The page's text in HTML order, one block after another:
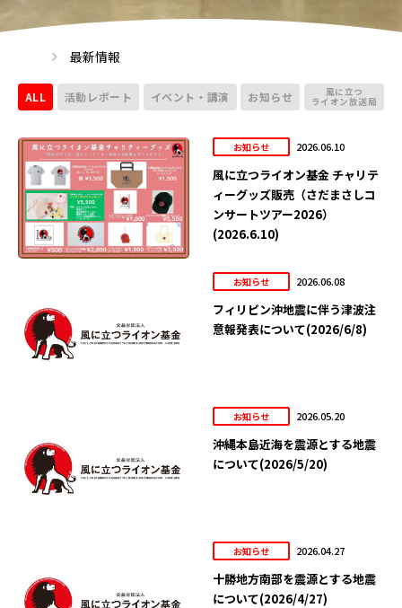
最新情報
ALL 活動レポート イベント・講演 お知らせ 風に立つ
ライオン放送局
お知らせ 2026.06.10
風に立つライオン基金 チャリテ
ィーグッズ販売（さだまさしコ
ンサートツアー2026）
(2026.6.10)
お知らせ 2026.06.08
フィリピン沖地震に伴う津波注
意報発表について(2026/6/8)
お知らせ 2026.05.20
沖縄本島近海を震源とする地震
について(2026/5/20)
お知らせ 2026.04.27
十勝地方南部を震源とする地震
について(2026/4/27)